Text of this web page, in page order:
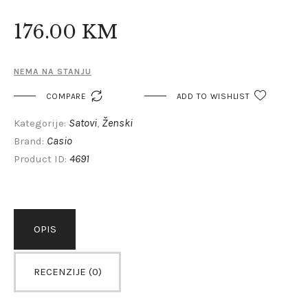
176.00 KM
NEMA NA STANJU
COMPARE  ADD TO WISHLIST
Kategorije: Satovi Ženski
Brand: Casio
Product ID: 4691
OPIS
RECENZIJE (0)